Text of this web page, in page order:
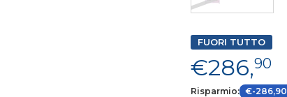
FUORI TUTTO
€286,90
Risparmio: €-286,90